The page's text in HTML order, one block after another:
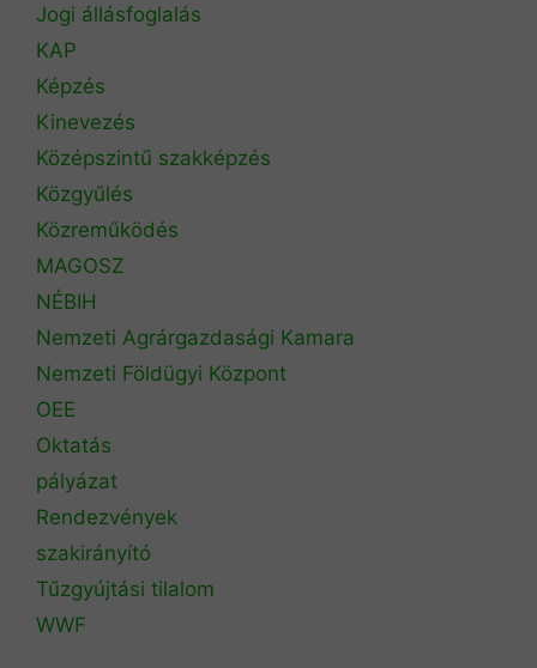
Jogi állásfoglalás
KAP
Képzés
Kinevezés
Középszintű szakképzés
Közgyűlés
Közreműködés
MAGOSZ
NÉBIH
Nemzeti Agrárgazdasági Kamara
Nemzeti Földügyi Központ
OEE
Oktatás
pályázat
Rendezvények
szakirányító
Tűzgyújtási tilalom
WWF